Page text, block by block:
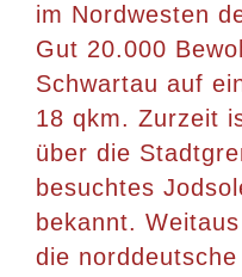
im Nordwesten
Gut 20.000
Schwartau auf
18 qkm. Zurzeit
über die
besuchtes
bekannt.
die